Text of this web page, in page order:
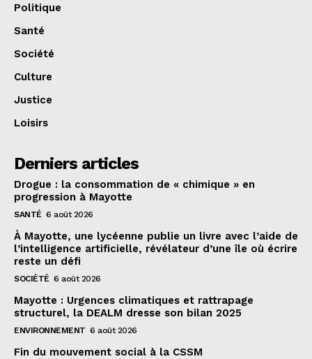
Politique
Santé
Société
Culture
Justice
Loisirs
Derniers articles
Drogue : la consommation de « chimique » en
progression à Mayotte
SANTÉ 6 août 2026
À Mayotte, une lycéenne publie un livre avec l’aide de
l’intelligence artificielle, révélateur d’une île où écrire
reste un défi
SOCIÉTÉ 6 août 2026
Mayotte : Urgences climatiques et rattrapage
structurel, la DEALM dresse son bilan 2025
ENVIRONNEMENT 6 août 2026
Fin du mouvement social à la CSSM